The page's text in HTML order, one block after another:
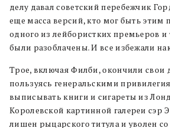
делу давал советский перебежчик
еще масса версий, кто мог быть этим
одного из лейбористких премьеров
были разоблачены. И все избежали
Трое, включая Филби, окончили свои
пользуясь генеральскими
выписывать книги и сигареты из
Королевской картинной галереи сэр
лишен рыцарского титула и уволен со